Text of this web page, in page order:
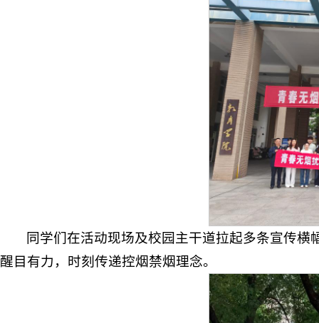
同学们在活动现场及校园主干道拉起多条宣传横
醒目有力，时刻传递控烟禁烟理念。